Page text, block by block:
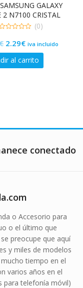
GALAXY
2 N7100 CRISTAL
9H 2.5D SCREEN
de
5
(0)
El
precio
original
2.29€El
precio
actual
iva incluido
al carrito
conectado
o Accesorio para
o el último que
preocupe que aquí
y miles de modelos
tiempo en el
varios años en el
para telefonía móvil)